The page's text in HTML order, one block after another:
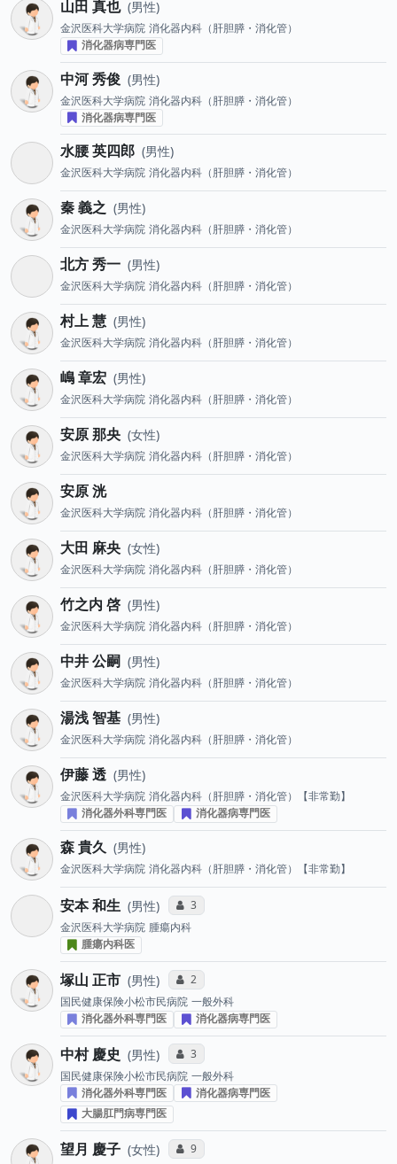
山田 真也 男性
金沢医科大学病院 消化器内科（肝胆膵・消化管）
消化器病専門医
中河 秀俊 男性
金沢医科大学病院 消化器内科（肝胆膵・消化管）
消化器病専門医
水腰 英四郎 男性
金沢医科大学病院 消化器内科（肝胆膵・消化管）
秦 義之 男性
金沢医科大学病院 消化器内科（肝胆膵・消化管）
北方 秀一 男性
金沢医科大学病院 消化器内科（肝胆膵・消化管）
村上 慧 男性
金沢医科大学病院 消化器内科（肝胆膵・消化管）
嶋 章宏 男性
金沢医科大学病院 消化器内科（肝胆膵・消化管）
安原 那央 女性
金沢医科大学病院 消化器内科（肝胆膵・消化管）
安原 洸
金沢医科大学病院 消化器内科（肝胆膵・消化管）
大田 麻央 女性
金沢医科大学病院 消化器内科（肝胆膵・消化管）
竹之内 啓 男性
金沢医科大学病院 消化器内科（肝胆膵・消化管）
中井 公嗣 男性
金沢医科大学病院 消化器内科（肝胆膵・消化管）
湯浅 智基 男性
金沢医科大学病院 消化器内科（肝胆膵・消化管）
伊藤 透 男性
金沢医科大学病院 消化器内科（肝胆膵・消化管）【非常勤】
消化器外科専門医
消化器病専門医
森 貴久 男性
金沢医科大学病院 消化器内科（肝胆膵・消化管）【非常勤】
安本 和生 男性 コミュニケーション・タイプ投票数
3
金沢医科大学病院 腫瘍内科
腫瘍内科医
塚山 正市 男性 コミュニケーション・タイプ投票数
2
国民健康保険小松市民病院 一般外科
消化器外科専門医
消化器病専門医
中村 慶史 男性 コミュニケーション・タイプ投票数
3
国民健康保険小松市民病院 一般外科
消化器外科専門医
消化器病専門医
大腸肛門病専門医
望月 慶子 女性 コミュニケーション・タイプ投票数
9